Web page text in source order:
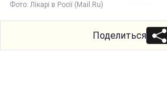
Фото: Лікарі в Росії (Mail.Ru)
Поделиться